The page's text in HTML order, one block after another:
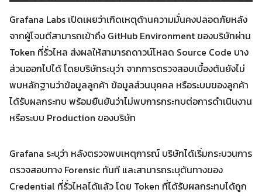
Grafana Labs เปิดเผยว่าเกิดเหตุด้านความมั่นคงปลอดภัยหลัง
จากผู้โจมตีสามารถเข้าถึง GitHub Environment ของบริษัทผ่าน
Token ที่รั่วไหล ส่งผลให้สามารถดาวน์โหลด Source Code บาง
ส่วนออกไปได้ โดยบริษัทระบุว่า จากการตรวจสอบเบื้องต้นยังไม่
พบหลักฐานว่าข้อมูลลูกค้า ข้อมูลส่วนบุคคล หรือระบบของลูกค้า
ได้รับผลกระทบ พร้อมยืนยันว่าไม่พบการกระทบต่อการดำเนินงาน
หรือระบบ Production ของบริษัท
Grafana ระบุว่า หลังตรวจพบเหตุการณ์ บริษัทได้เริ่มกระบวนการ
ตรวจสอบทาง Forensic ทันที และสามารถระบุต้นทางของ
Credential ที่รั่วไหลได้แล้ว โดย Token ที่ได้รับผลกระทบได้ถูก